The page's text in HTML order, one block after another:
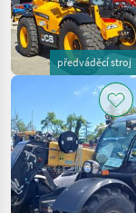
předváděcí stroj